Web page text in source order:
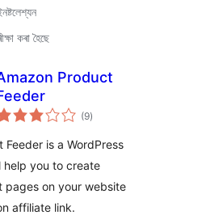
কৰা হৈছে
Product
(9টা
মুঠ)
Feeder is a WordPress
help you to create
pages on your website
affiliate link.